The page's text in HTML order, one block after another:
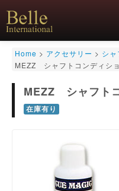
新規会員登録
ログイン
HOME
キュー
キューケース
お気軽
Home > アクセサリー > シ
MEZZ シャフトコンディシ
MEZZ シャフト
在庫有り